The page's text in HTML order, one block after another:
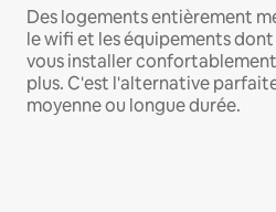
Des logements entièrement
le wifi et les équipements
vous installer
plus. C'est l'alternative
moyenne ou longue durée.